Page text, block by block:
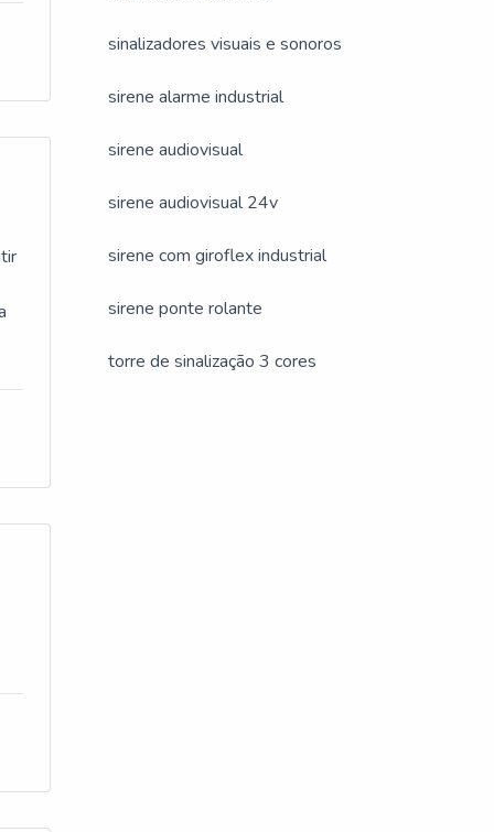
sinalizadores visuais e sonoros
sirene alarme industrial
sirene audiovisual
sirene audiovisual 24v
sirene com giroflex industrial
sirene ponte rolante
torre de sinalização 3 cores